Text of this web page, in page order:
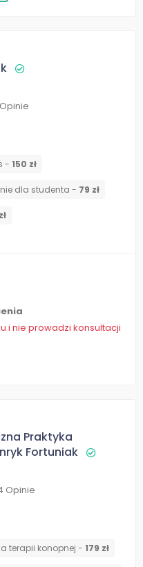
- 150 zł
dla studenta - 79 zł
i nie prowadzi konsultacji
Praktyka
Fortuniak
Opinie
terapii konopnej - 179 zł